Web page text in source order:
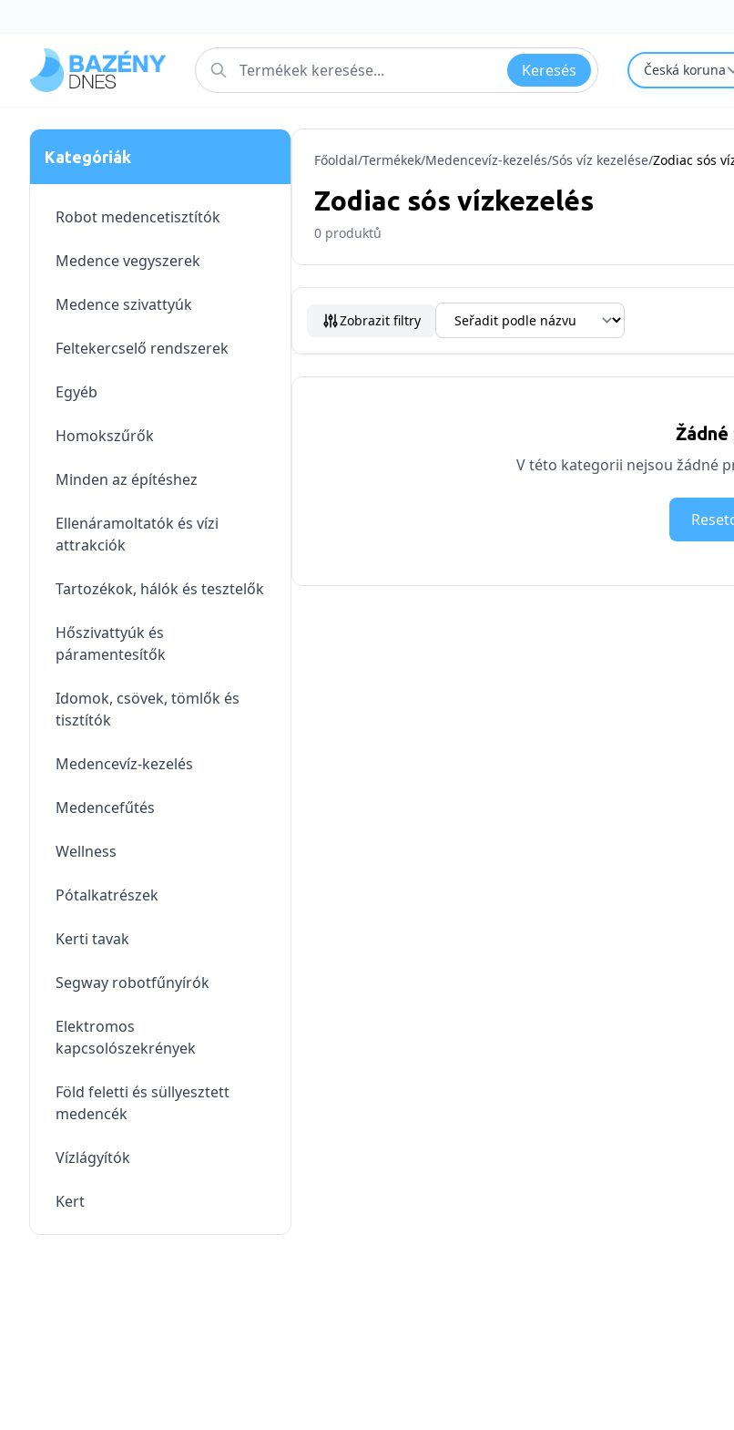
Keresés Česká koruna
Kategóriák
Robot medencetisztítók
Medence vegyszerek
Medence szivattyúk
Feltekercselő rendszerek
Egyéb
Homokszűrők
Minden az építéshez
Ellenáramoltatók és vízi
attrakciók
Tartozékok, hálók és tesztelők
Hőszivattyúk és
páramentesítők
Idomok, csövek, tömlők és
tisztítók
Medencevíz-kezelés
Medencefűtés
Wellness
Pótalkatrészek
Kerti tavak
Segway robotfűnyírók
Elektromos
kapcsolószekrények
Föld feletti és süllyesztett
medencék
Vízlágyítók
Kert
Főoldal/Termékek/Medencevíz-kezelés/Sós víz kezelése/Zodiac sós
Zodiac sós vízkezelés
0 produktů
Zobrazit filtry
V této kategorii nejsou žádné